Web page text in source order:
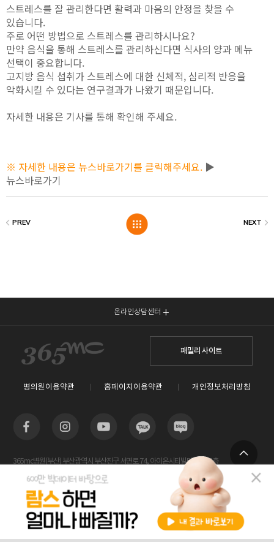
스트레스를 잘 관리한다면 활력과 마음의 안정을 찾을 수
있습니다.
주로 어떤 방법으로 스트레스를 관리하시나요?
만약 음식을 통해 스트레스를 관리하신다면 식사의 양과 메뉴
선택이 중요합니다.
고지방 음식 섭취가 스트레스에 대한 신체적, 심리적 반응을
악화시킬 수 있다는 연구결과가 나왔기 때문입니다.
자세한 내용은 기사를 통해 확인해 주세요.
※ 자세한 내용은 뉴스바로가기를 클릭해주세요. ▶
뉴스바로가기
TOP
비용안내 전화상담 카톡상담
온라인상담센터
패밀리 사이트
병의원이용약관 홈페이지이용약관 개인정보처리방침
365mc병원(부산) 부산광역시 부산진구 서면로 74, 아이온시티빌딩 13~15층
사업자등록번호 : 605-26-86822 / 박윤찬, 김남철 / 대표전화번호 / 1577-3653
람스 스페셜센터(해운대) 부산광역시 해운대구 센텀2로 20(우동) 센텀타워메디컬 14층
사업자등록번호 : 209-24-42511 / 서성훈
홈페이지관리 (주)365mc / 서울특별시 서초구 서초대로52길 7, 3~4층(서초동, 제일빌딩) /
120-87-04354 / 김남철